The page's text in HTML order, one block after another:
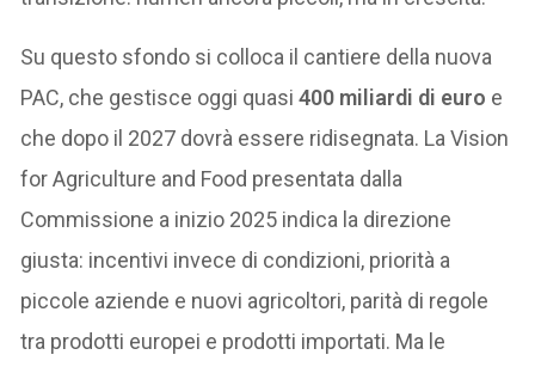
Su questo sfondo si colloca il cantiere della nuova
PAC, che gestisce oggi quasi400 miliardi di euro e
che dopo il 2027 dovrà essere ridisegnata. La Vision
for Agriculture and Food presentata dalla
Commissione a inizio 2025 indica la direzione
giusta: incentivi invece di condizioni, priorità a
piccole aziende e nuovi agricoltori, parità di regole
tra prodotti europei e prodotti importati. Ma le